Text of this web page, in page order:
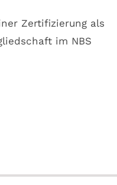
Zertifizierung als
im NBS